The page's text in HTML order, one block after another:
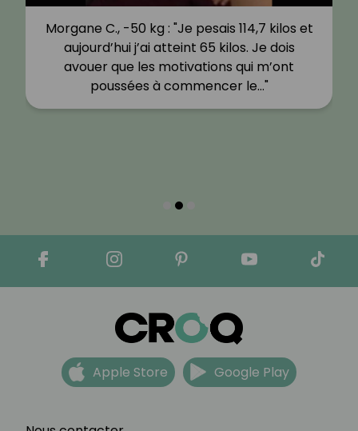
Morgane C., -50 kg : "Je pesais 114,7 kilos et
aujourd’hui j’ai atteint 65 kilos. Je dois
avouer que les motivations qui m’ont
poussées à commencer le…"
Apple Store Google Play